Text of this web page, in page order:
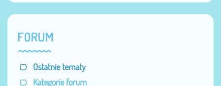
FORUM
Ostatnie tematy
Kategorie forum